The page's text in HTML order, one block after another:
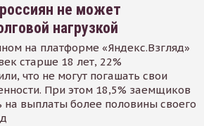
не может
нагрузкой
на платформе «Яндекс.Взгляд»
старше 18 лет, 22%
что не могут погашать свои
При этом 18,5% заемщиков
на выплаты более половины своего